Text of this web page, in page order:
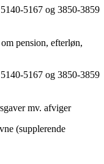
5167 og 3850-3859
pension, efterløn,
5167 og 3850-3859
mv. afviger
(supplerende